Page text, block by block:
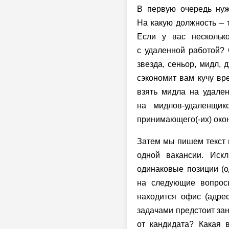
В первую очередь
На какую должность –
Если у вас
с удаленной
звезда, сеньор, мидл,
сэкономит вам кучу
взять мидла на
на мидлов-
принимающего(-их)
Затем мы пишем текст
одной вакансии.
одинаковые позиции
на следующие
находится офис
задачами предстоит
от кандидата? Какая